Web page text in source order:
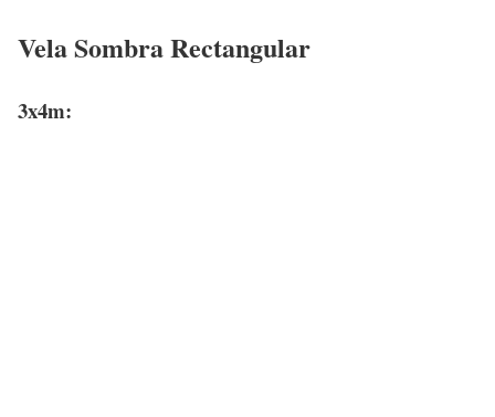
Vela Sombra Rectangular
3x4m: